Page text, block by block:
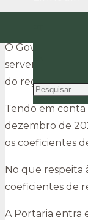
O Governo
servem de base
do regime de
Tendo em conta
dezembro de
os coeficientes
No que respeita
coeficientes de
A Portaria entra